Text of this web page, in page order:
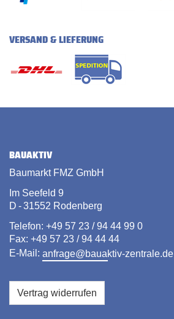
VERSAND & LIEFERUNG
BAUAKTIV
Baumarkt FMZ GmbH
Im Seefeld 9
D - 31552 Rodenberg
Telefon: +49 57 23 / 94 44 99 0
Fax: +49 57 23 / 94 44 44
E-Mail: anfrage@bauaktiv-zentrale.de
Vertrag widerrufen